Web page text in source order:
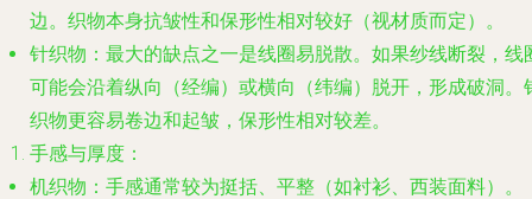
边。织物本身抗皱性和保形性相对较好（视材质而定）。
针织物：最大的缺点之一是线圈易脱散。如果纱线断裂，线
可能会沿着纵向（经编）或横向（纬编）脱开，形成破洞。
织物更容易卷边和起皱，保形性相对较差。
手感与厚度 ：
机织物：手感通常较为挺括、平整（如衬衫、西装面料）。